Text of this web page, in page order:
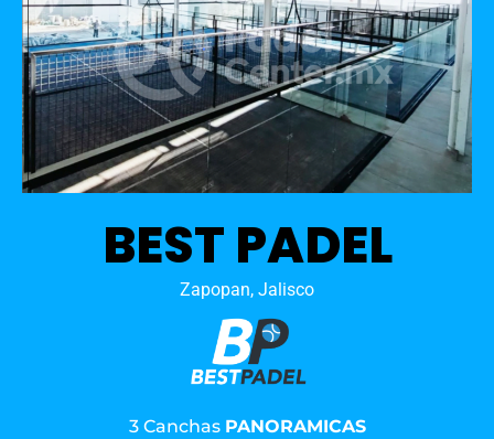
BEST PADEL
Zapopan, Jalisco
3 Canchas PANORAMICAS